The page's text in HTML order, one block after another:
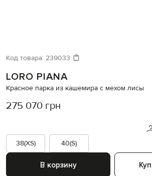
Код товара: 239033
LORO PIANA
Красное парка из кашемира с мехом лисы
275 070 грн
38(XS)
40(S)
В корзину